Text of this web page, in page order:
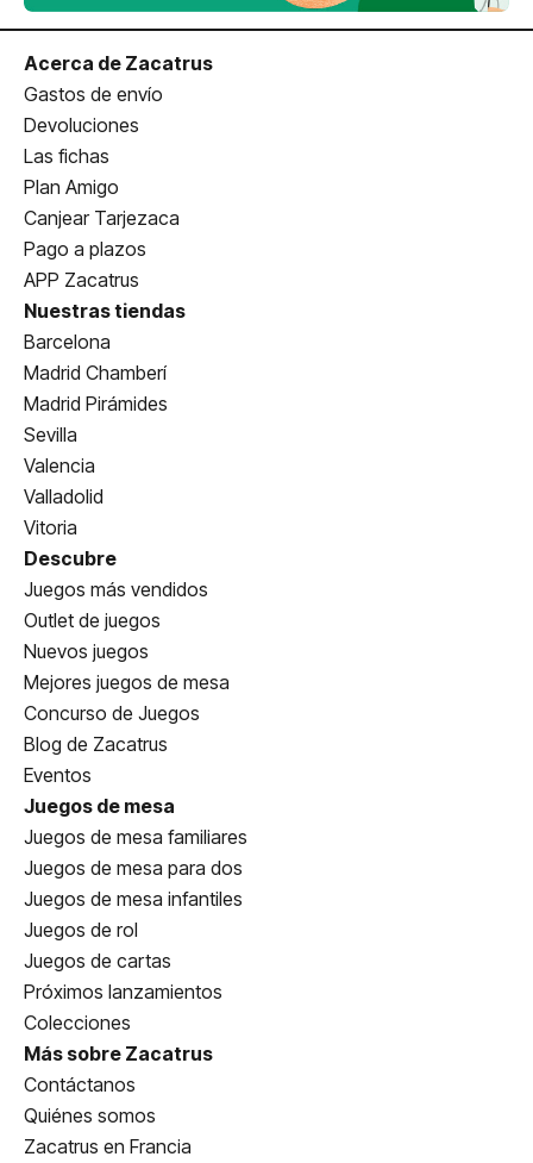
Acerca de Zacatrus
Gastos de envío
Devoluciones
Las fichas
Plan Amigo
Canjear Tarjezaca
Pago a plazos
APP Zacatrus
Nuestras tiendas
Barcelona
Madrid Chamberí
Madrid Pirámides
Sevilla
Valencia
Valladolid
Vitoria
Descubre
Juegos más vendidos
Outlet de juegos
Nuevos juegos
Mejores juegos de mesa
Concurso de Juegos
Blog de Zacatrus
Eventos
Juegos de mesa
Juegos de mesa familiares
Juegos de mesa para dos
Juegos de mesa infantiles
Juegos de rol
Juegos de cartas
Próximos lanzamientos
Colecciones
Más sobre Zacatrus
Contáctanos
Quiénes somos
Zacatrus en Francia